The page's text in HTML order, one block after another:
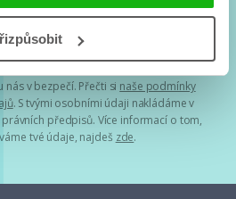
zpracování osobních údajů
nás v bezpečí. Přečti si naše podmínky
. S tvými osobními údaji nakládáme v
předpisů. Více informací o tom,
tvé údaje, najdeš zde.